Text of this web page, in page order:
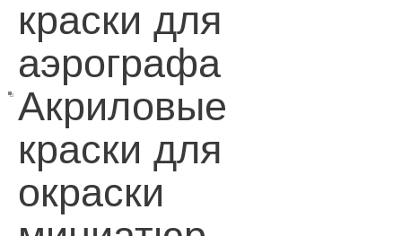
краски для
аэрографа
Акриловые
краски для
окраски